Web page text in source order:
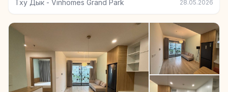
Тху Дык - Vinhomes Grand Park 28.05.2026